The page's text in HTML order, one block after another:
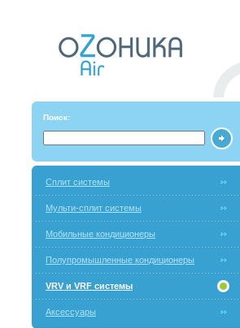
Поиск:
Сплит системы
Мульти-сплит системы
Мобильные кондиционеры
Полупромышленные кондиционеры
VRV и VRF системы
Аксессуары